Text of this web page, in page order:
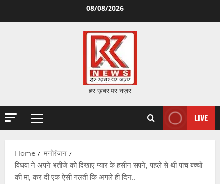
08/08/2026
हर ख़बर पर नज़र
Primary
LIVE
Home
मनोरंजन
विधवा ने अपने भतीजे को दिखाए प्यार के हसीन सपने, पहले से थी पांच बच्चों
की मां, कर दी एक ऐसी गलती कि अगले ही दिन..